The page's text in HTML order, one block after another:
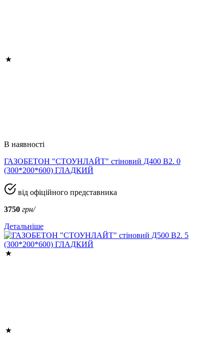
В наявності
ГАЗОБЕТОН "СТОУНЛАЙТ" стіновий Д400 В2. 0
(300*200*600) ГЛАДКИЙ
від офіційного представника
3750 грн/
Детальніше